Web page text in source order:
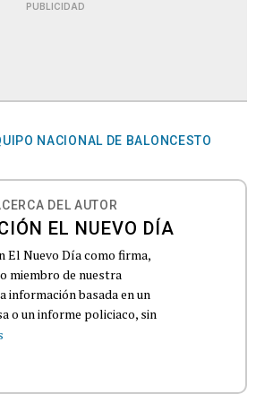
PUBLICIDAD
NACIONAL DE BALONCESTO
DEL AUTOR
EL NUEVO DÍA
El Nuevo Día como firma,
miembro de nuestra
información basada en un
o un informe policiaco, sin